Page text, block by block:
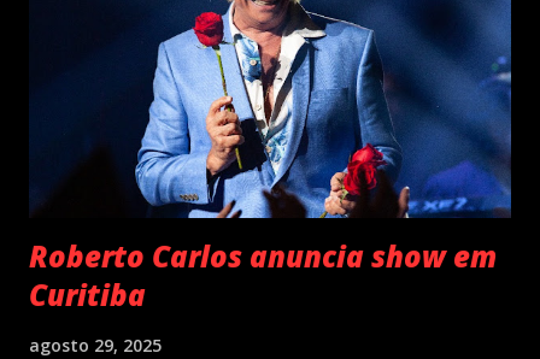
palcos por meio da EVOM Tour, que fez sua estreia
recentemente em São Paulo. Com realização da 30e ,
Supernova Ent e Prime , a escala em Curitiba aco...
Roberto Carlos anuncia show em
Curitiba
agosto 29, 2025